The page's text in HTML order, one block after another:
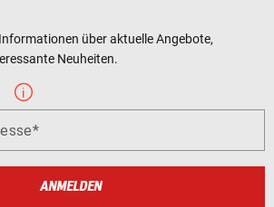
über aktuelle Angebote,
Neuheiten.
ANMELDEN